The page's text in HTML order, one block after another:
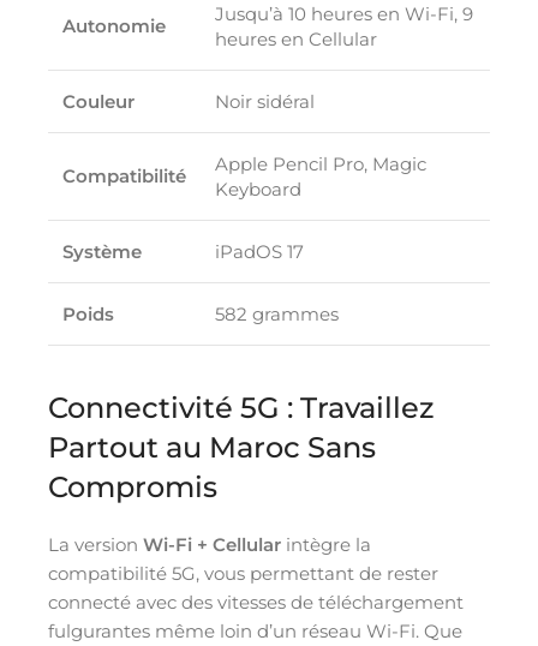
Autonomie
Jusqu’à 10 heures en Wi-Fi, 9
heures en Cellular
Couleur Noir sidéral
Compatibilité
Apple Pencil Pro, Magic
Keyboard
Système iPadOS 17
Poids 582 grammes
Connectivité 5G : Travaillez
Partout au Maroc Sans
Compromis
La version Wi-Fi + Cellular intègre la
compatibilité 5G, vous permettant de rester
connecté avec des vitesses de téléchargement
fulgurantes même loin d’un réseau Wi-Fi. Que